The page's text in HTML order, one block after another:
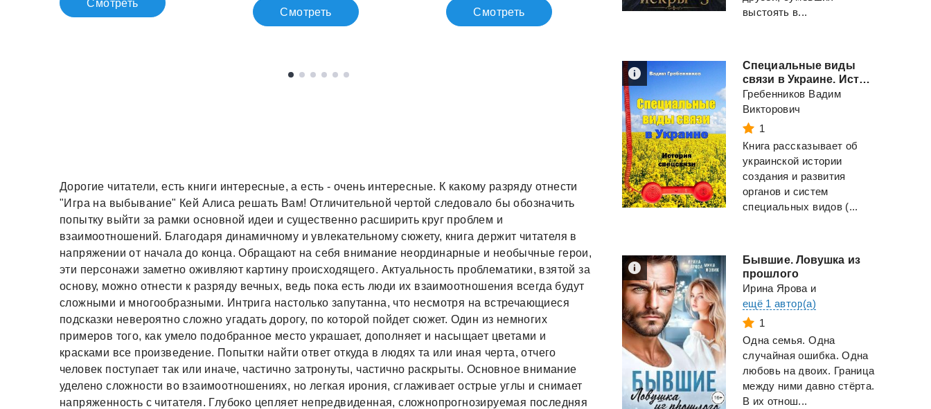
Смотреть
Смотреть Смотреть Смотреть
Дорогие читатели, есть книги интересные, а есть - очень интересные. К какому разряду отнести
"Игра на выбывание" Кей Алиса решать Вам! Отличительной чертой следовало бы обозначить
попытку выйти за рамки основной идеи и существенно расширить круг проблем и
взаимоотношений. Благодаря динамичному и увлекательному сюжету, книга держит читателя в
напряжении от начала до конца. Обращают на себя внимание неординарные и необычные герои,
эти персонажи заметно оживляют картину происходящего. Актуальность проблематики, взятой за
основу, можно отнести к разряду вечных, ведь пока есть люди их взаимоотношения всегда будут
сложными и многообразными. Интрига настолько запутанна, что несмотря на встречающиеся
подсказки невероятно сложно угадать дорогу, по которой пойдет сюжет. Один из немногих
примеров того, как умело подобранное место украшает, дополняет и насыщает цветами и
красками все произведение. Попытки найти ответ откуда в людях та или иная черта, отчего
человек поступает так или иначе, частично затронуты, частично раскрыты. Основное внимание
уделено сложности во взаимоотношениях, но легкая ирония, сглаживает острые углы и снимает
напряженность с читателя. Глубоко цепляет непредвиденная, сложнопрогнозируемая последняя
выстоять в...
Специальные виды
связи в Украине. История спецсвязи
Гребенников Вадим
Викторович
1
Книга рассказывает об
украинской истории
создания и развития
органов и систем
специальных видов (...
Бывшие. Ловушка из
прошлого
Ирина Ярова и
ещё 1 автор(а)
1
Одна семья. Одна
случайная ошибка. Одна
любовь на двоих. Граница
между ними давно стёрта.
В их отнош...